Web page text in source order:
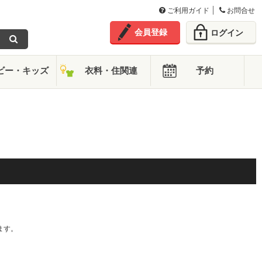
ご利用ガイド お問合せ
会員登録 ログイン
ー・キッズ 衣料・住関連 予約
。